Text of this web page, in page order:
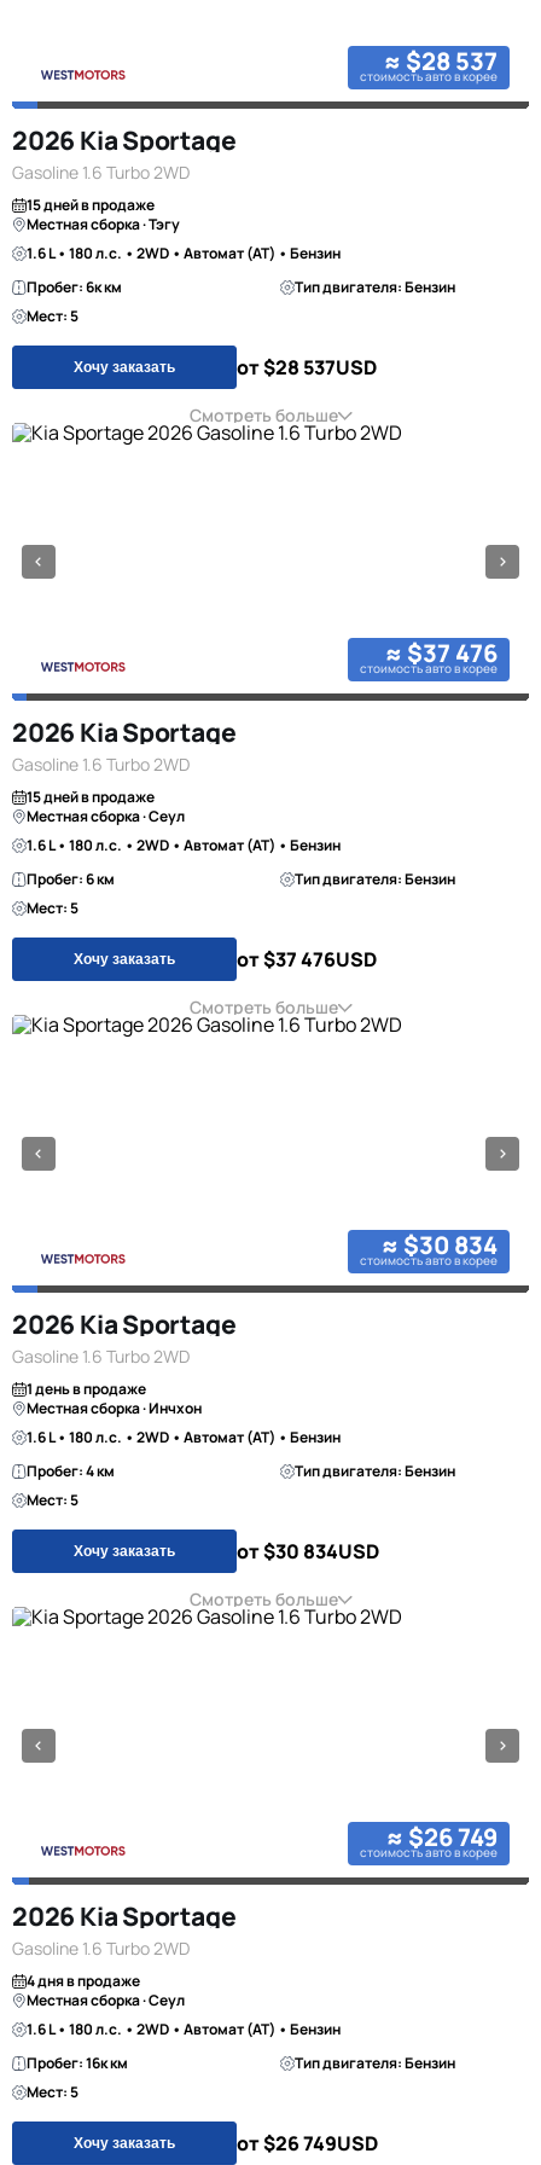
≈ $28 537
стоимость авто в корее
2026 Kia Sportage
Gasoline 1.6 Turbo 2WD
15 дней в продаже
Местная сборка · Тэгу
1.6 L • 180 л.с. • 2WD • Автомат (AT) • Бензин
Пробег: 6к км
Тип двигателя: Бензин
Мест: 5
Хочу заказать от $28 537USD
Смотреть больше
≈ $37 476
стоимость авто в корее
2026 Kia Sportage
Gasoline 1.6 Turbo 2WD
15 дней в продаже
Местная сборка · Сеул
1.6 L • 180 л.с. • 2WD • Автомат (AT) • Бензин
Пробег: 6 км
Тип двигателя: Бензин
Мест: 5
Хочу заказать от $37 476USD
Смотреть больше
≈ $30 834
стоимость авто в корее
2026 Kia Sportage
Gasoline 1.6 Turbo 2WD
1 день в продаже
Местная сборка · Инчхон
1.6 L • 180 л.с. • 2WD • Автомат (AT) • Бензин
Пробег: 4 км
Тип двигателя: Бензин
Мест: 5
Хочу заказать от $30 834USD
Смотреть больше
≈ $26 749
стоимость авто в корее
2026 Kia Sportage
Gasoline 1.6 Turbo 2WD
4 дня в продаже
Местная сборка · Сеул
1.6 L • 180 л.с. • 2WD • Автомат (AT) • Бензин
Пробег: 16к км
Тип двигателя: Бензин
Мест: 5
Хочу заказать от $26 749USD